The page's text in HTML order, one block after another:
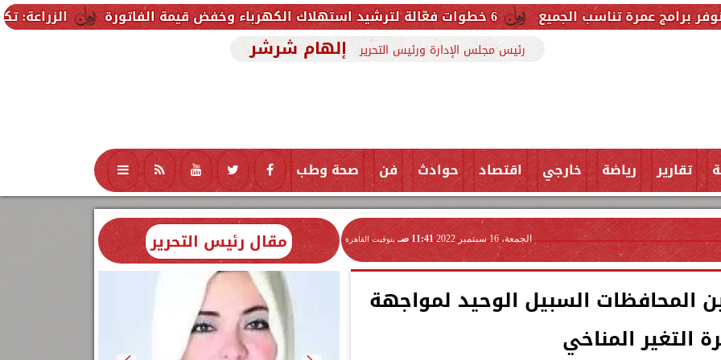
الزراعة: تكنولوجيا الأغذية يؤهل 90 طالبًا من جامعة 6 أكتوبر التكنولوجية لسوق العمل في 6 خطوات فعّالة لترشيد استهلاك الكهرباء وخفض قيمة الفاتورة الجميع
رئيس مجلس الإدارة ورئيس التحرير إلهام شرشر
تقارير رياضة خارجي اقتصاد حوادث فن صحة وطب تكنولوجيا منوعات محافظات
الجمعة، 16 سبتمبر 2022 11:41 صـ بتوقيت القاهرة
المحافظات السبيل الوحيد لمواجهة
التغير المناخي
مقال رئيس التحرير